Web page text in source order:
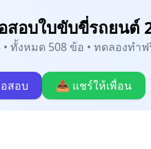
สอบใบขับขี่รถยนต์
ทั้งหมด 508 ข้อ • ทดลองทำ
สอบ 📤 แชร์ให้เพื่อน